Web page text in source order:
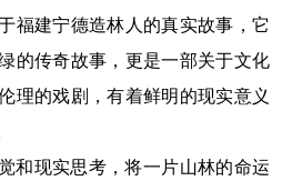
福建宁德造林人的真实故事，它
的传奇故事，更是一部关于文化
理的戏剧，有着鲜明的现实意义
和现实思考，将一片山林的命运